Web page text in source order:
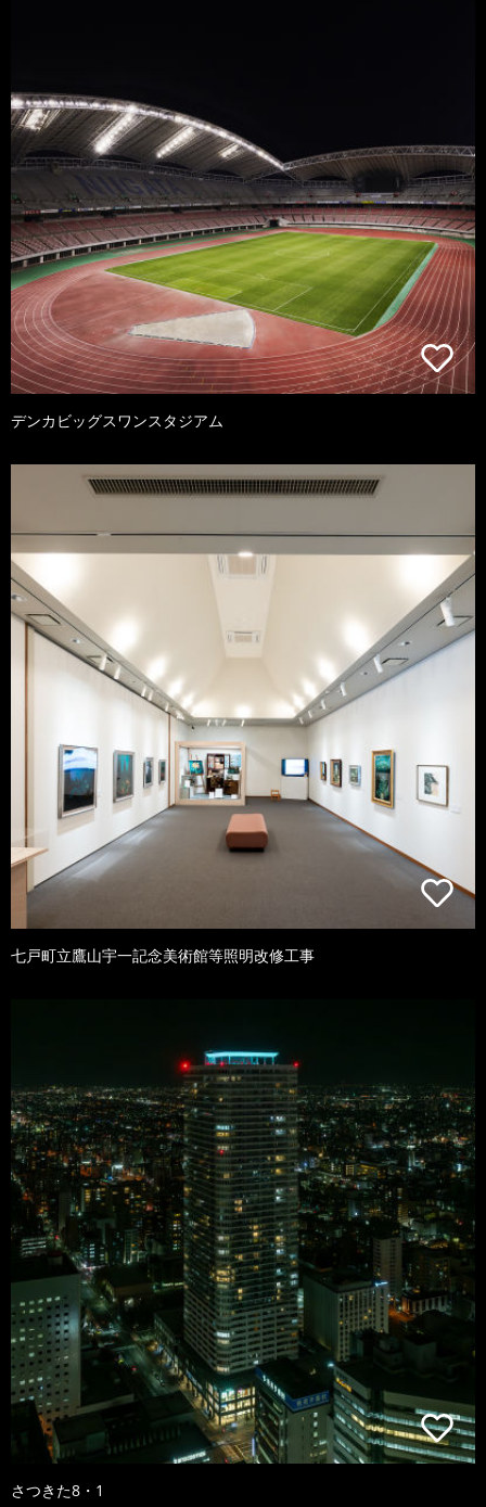
デンカビッグスワンスタジアム
七戸町立鷹山宇一記念美術館等照明改修工事
さつきた8・1